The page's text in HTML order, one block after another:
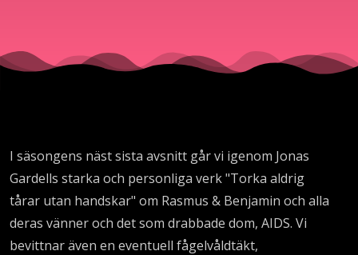
I säsongens näst sista avsnitt går vi igenom Jonas
Gardells starka och personliga verk "Torka aldrig
tårar utan handskar" om Rasmus & Benjamin och alla
deras vänner och det som drabbade dom, AIDS. Vi
bevittnar även en eventuell fågelvåldtäkt,